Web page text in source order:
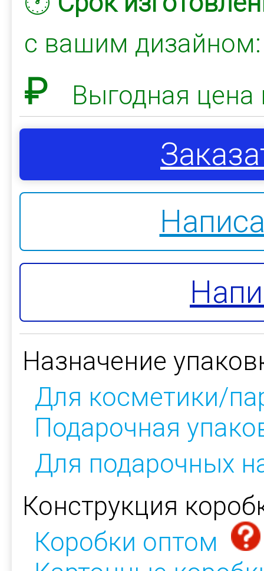
с вашим
₽ Выгодная
Назначение
Для косметики/
Подарочная
Для подарочных
Конструкция
Коробки оптом